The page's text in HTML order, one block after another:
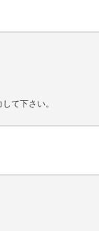
て下さい。